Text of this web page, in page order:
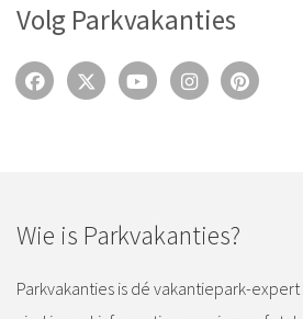
Volg Parkvakanties
Wie is Parkvakanties?
Parkvakanties is dé vakantiepark-